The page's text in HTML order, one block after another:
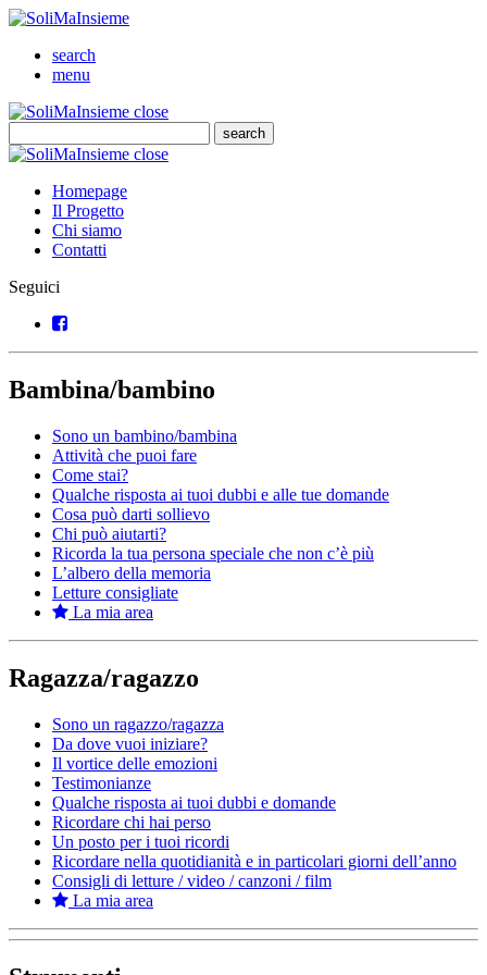
SoliMaInsieme
search
menu
SoliMaInsieme
closeClose
search
Cerca
SoliMaInsieme
closeClose
Homepage
Il Progetto
Chi siamo
Contatti
Seguici
Facebook
Bambina/bambino
Sono un bambino/bambina
Attività che puoi fare
Come stai?
Qualche risposta ai tuoi dubbi e alle tue domande
Cosa può darti sollievo
Chi può aiutarti?
Ricorda la tua persona speciale che non c’è più
L’albero della memoria
Letture consigliate
La mia area
Ragazza/ragazzo
Sono un ragazzo/ragazza
Da dove vuoi iniziare?
Il vortice delle emozioni
Testimonianze
Qualche risposta ai tuoi dubbi e domande
Ricordare chi hai perso
Un posto per i tuoi ricordi
Ricordare nella quotidianità e in particolari giorni dell’anno
Consigli di letture / video / canzoni / film
La mia area